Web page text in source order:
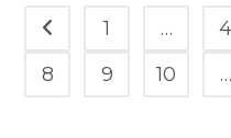
Mulai
Sopir
Go to the previous page
1 … 4
8
9 10 …